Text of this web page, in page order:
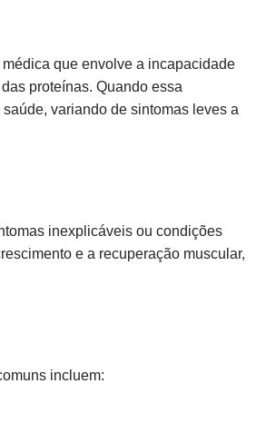
que envolve a incapacidade
proteínas. Quando essa
variando de sintomas leves a
inexplicáveis ou condições
e a recuperação muscular,
incluem: